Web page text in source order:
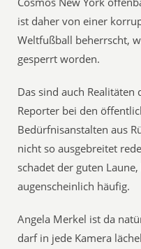
ist daher von einer
Weltfußball beherrscht,
gesperrt worden.
Das sind auch Realitäten
Reporter bei den
Bedürfnisanstalten aus
nicht so ausgebreitet
schadet der guten
augenscheinlich häufig.
Angela Merkel ist da
darf in jede Kamera